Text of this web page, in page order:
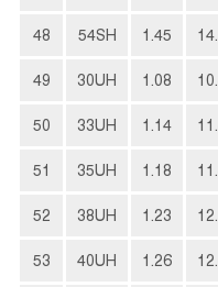
48 54SH 1.45
49 30UH 1.08
50 33UH 1.14
51 35UH 1.18
52 38UH 1.23
53 40UH 1.26